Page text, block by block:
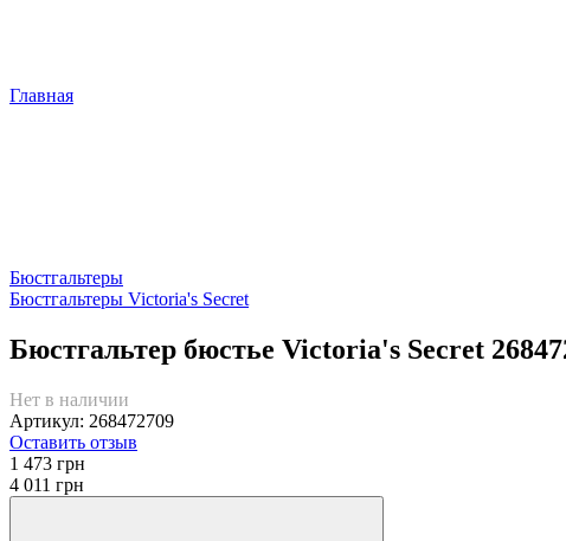
Главная
Бюстгальтеры
Бюстгальтеры Victoria's Secret
Бюстгальтер бюстье Victoria's Secret
Нет в наличии
Артикул: 268472709
Оставить отзыв
1 473 грн
4 011 грн